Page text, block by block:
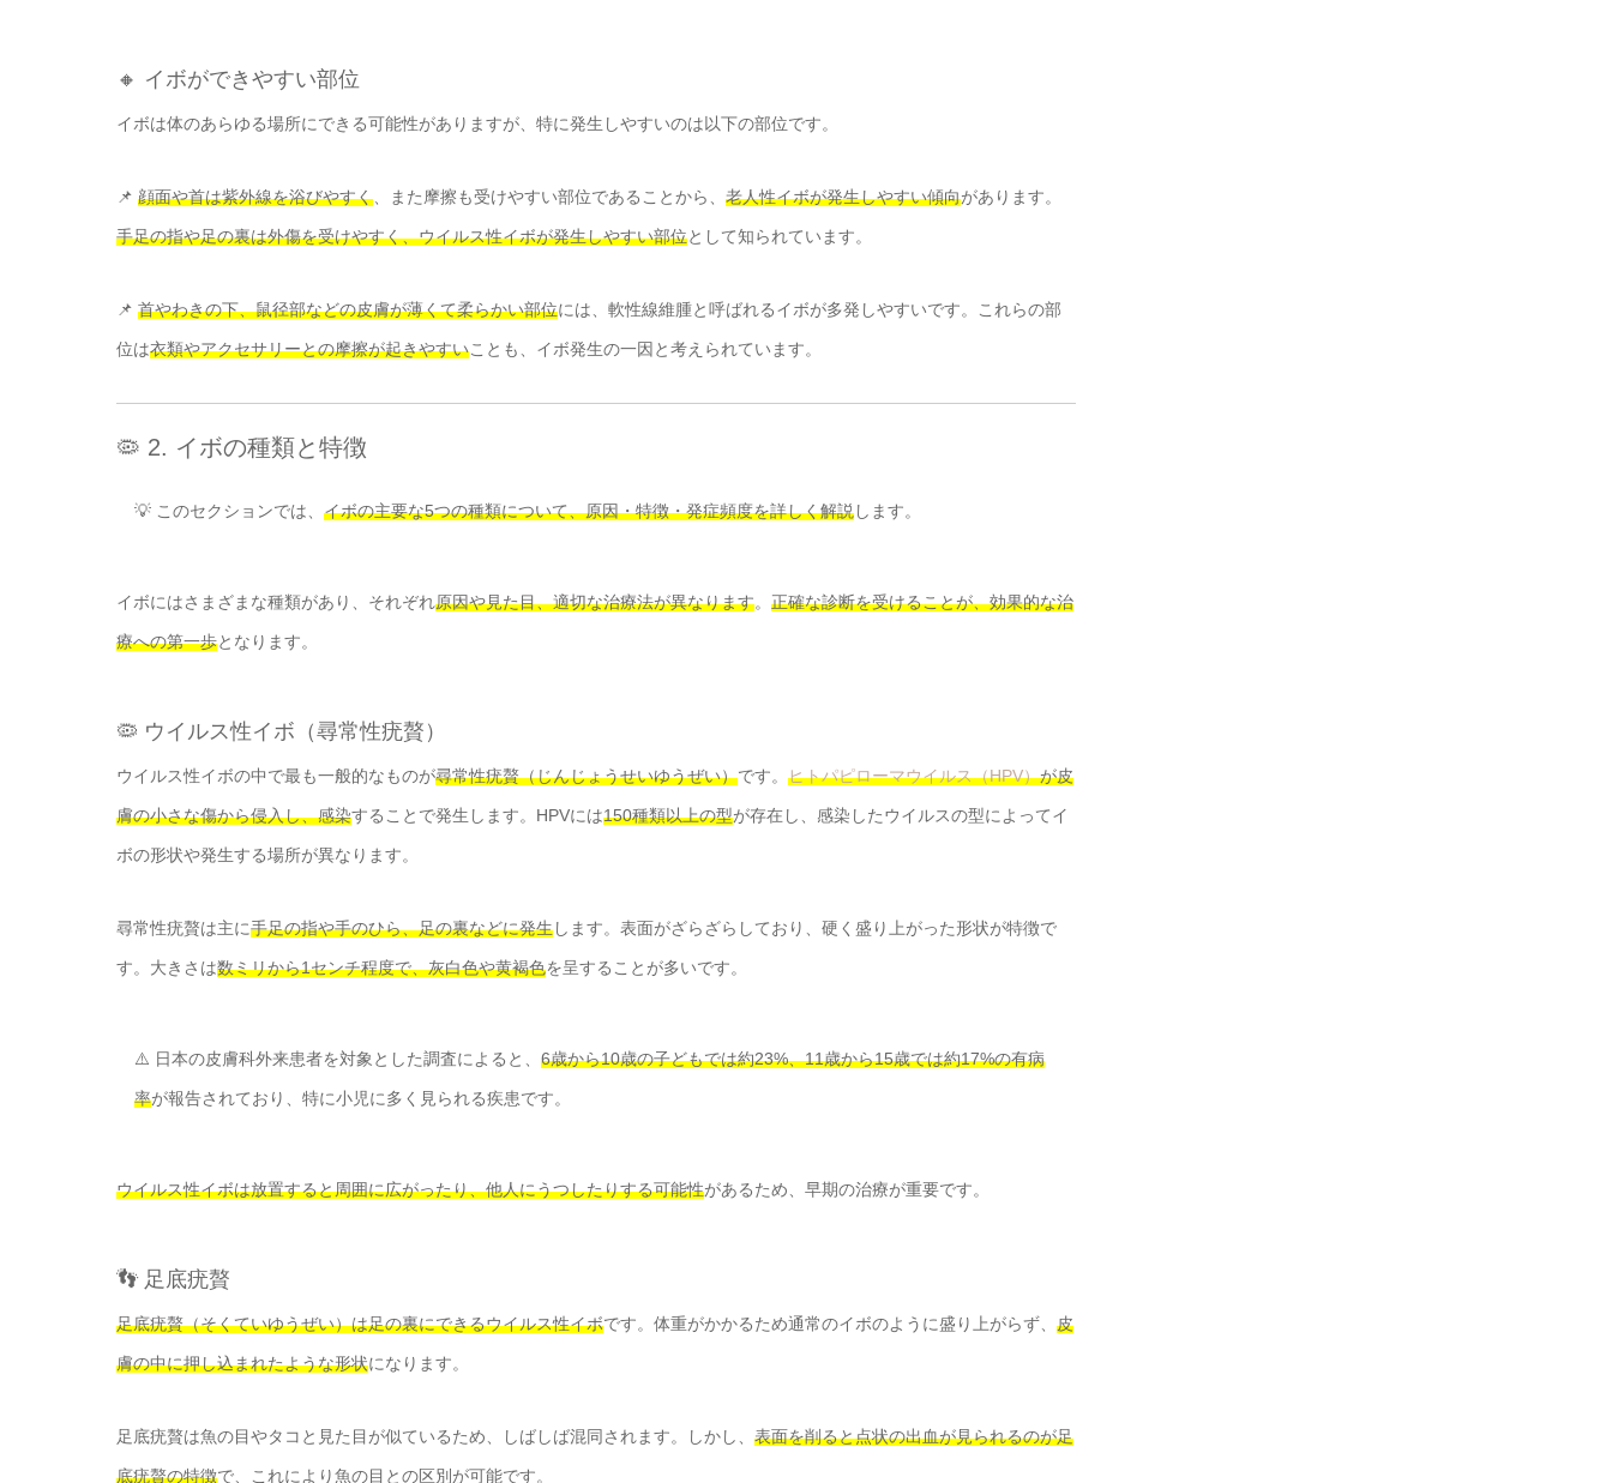
🔸 イボができやすい部位
イボは体のあらゆる場所にできる可能性がありますが、特に発生しやすいのは以下の部位です。
📌 顔面や首は紫外線を浴びやすく 、また摩擦も受けやすい部位であることから、 老人性イボが発生しやすい傾向があります。
手足の指や足の裏は外傷を受けやすく、ウイルス性イボが発生しやすい部位として知られています。
📌 首やわきの下、鼠径部などの皮膚が薄くて柔らかい部位には、軟性線維腫と呼ばれるイボが多発しやすいです。これらの部
位は衣類やアクセサリーとの摩擦が起きやすいことも、イボ発生の一因と考えられています。
🦠 2. イボの種類と特徴
💡 このセクションでは、 イボの主要な5つの種類について、原因・特徴・発症頻度を詳しく解説します。
イボにはさまざまな種類があり、それぞれ原因や見た目、適切な治療法が異なります。 正確な診断を受けることが、効果的な治
療への第一歩となります。
🦠 ウイルス性イボ（尋常性疣贅）
ウイルス性イボの中で最も一般的なものが尋常性疣贅（じんじょうせいゆうぜい）です。 ヒトパピローマウイルス（HPV）が皮
膚の小さな傷から侵入し、感染することで発生します。HPVには150種類以上の型が存在し、感染したウイルスの型によってイ
ボの形状や発生する場所が異なります。
尋常性疣贅は主に手足の指や手のひら、足の裏などに発生します。表面がざらざらしており、硬く盛り上がった形状が特徴で
す。大きさは数ミリから1センチ程度で、灰白色や黄褐色を呈することが多いです。
⚠️ 日本の皮膚科外来患者を対象とした調査によると、 6歳から10歳の子どもでは約23%、11歳から15歳では約17%の有病
率が報告されており、特に小児に多く見られる疾患です。
ウイルス性イボは放置すると周囲に広がったり、他人にうつしたりする可能性があるため、早期の治療が重要です。
👣 足底疣贅
足底疣贅（そくていゆうぜい）は足の裏にできるウイルス性イボです。体重がかかるため通常のイボのように盛り上がらず、 皮
膚の中に押し込まれたような形状になります。
足底疣贅は魚の目やタコと見た目が似ているため、しばしば混同されます。しかし、 表面を削ると点状の出血が見られるのが足
底疣贅の特徴で、これにより魚の目との区別が可能です。